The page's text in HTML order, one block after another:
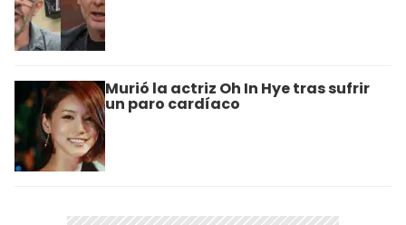
Murió la actriz Oh In Hye tras sufrir
un paro cardíaco